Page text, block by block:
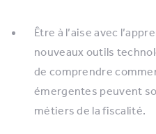
Être à l’aise avec
nouveaux outils
de comprendre
émergentes peuvent
métiers de la fiscalité.